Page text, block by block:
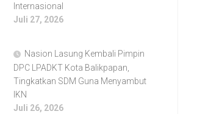
Internasional
Juli 27, 2026
Nasion Lasung Kembali Pimpin
DPC LPADKT Kota Balikpapan,
Tingkatkan SDM Guna Menyambut
IKN
Juli 26, 2026